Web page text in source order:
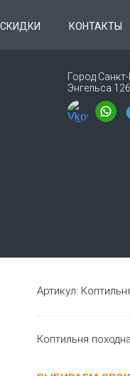
КОНТАКТЫ
Город
Энгельса
Артикул:
Коптильня